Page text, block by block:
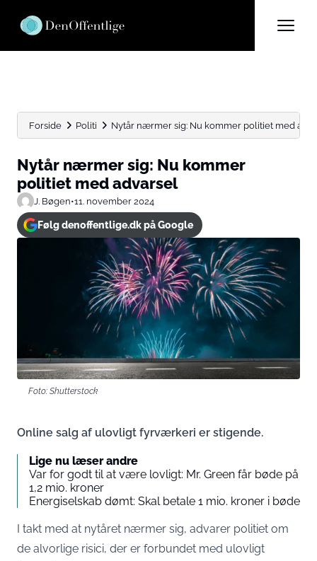
Forside Politi Nytår nærmer sig: Nu kommer politiet med
Nytår nærmer sig: Nu kommer
politiet med advarsel
J. Bøgen•11. november 2024
Følg denoffentlige.dk på Google
Foto: Shutterstock
Online salg af ulovligt fyrværkeri er stigende.
Lige nu læser andre
Var for godt til at være lovligt: Mr. Green får bøde på
1,2 mio. kroner
Energiselskab dømt: Skal betale 1 mio. kroner i bøde
I takt med at nytåret nærmer sig, advarer politiet om
de alvorlige risici, der er forbundet med ulovligt